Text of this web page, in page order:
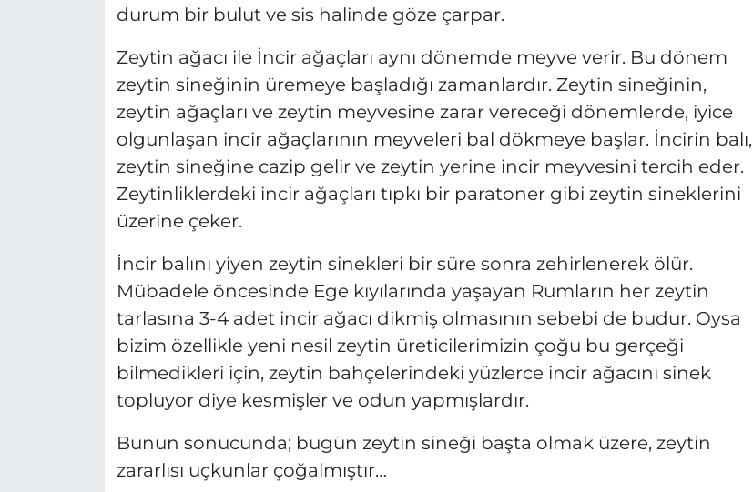
durum bir bulut ve sis halinde göze çarpar.
Zeytin ağacı ile İncir ağaçları aynı dönemde meyve verir. Bu dönem
zeytin sineğinin üremeye başladığı zamanlardır. Zeytin sineğinin,
zeytin ağaçları ve zeytin meyvesine zarar vereceği dönemlerde, iyice
olgunlaşan incir ağaçlarının meyveleri bal dökmeye başlar. İncirin balı,
zeytin sineğine cazip gelir ve zeytin yerine incir meyvesini tercih eder.
Zeytinliklerdeki incir ağaçları tıpkı bir paratoner gibi zeytin sineklerini
üzerine çeker.
İncir balını yiyen zeytin sinekleri bir süre sonra zehirlenerek ölür.
Mübadele öncesinde Ege kıyılarında yaşayan Rumların her zeytin
tarlasına 3-4 adet incir ağacı dikmiş olmasının sebebi de budur. Oysa
bizim özellikle yeni nesil zeytin üreticilerimizin çoğu bu gerçeği
bilmedikleri için, zeytin bahçelerindeki yüzlerce incir ağacını sinek
topluyor diye kesmişler ve odun yapmışlardır.
Bunun sonucunda; bugün zeytin sineği başta olmak üzere, zeytin
zararlısı uçkunlar çoğalmıştır…